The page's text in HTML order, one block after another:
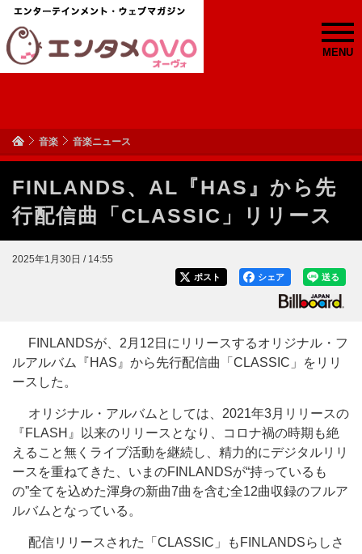
MENU
音楽 音楽ニュース
FINLANDS、AL『HAS』から先
行配信曲「CLASSIC」リリース
2025年1月30日 / 14:55
送る
シェア
ポスト
FINLANDSが、2月12日にリリースするオリジナル・フ
ルアルバム『HAS』から先行配信曲「CLASSIC」をリリ
ースした。
オリジナル・アルバムとしては、2021年3月リリースの
『FLASH』以来のリリースとなり、コロナ禍の時期も絶
えること無くライブ活動を継続し、精力的にデジタルリリ
ースを重ねてきた、いまのFINLANDSが“持っているも
の”全てを込めた渾身の新曲7曲を含む全12曲収録のフルア
ルバムとなっている。
配信リリースされた「CLASSIC」もFINLANDSらしさ